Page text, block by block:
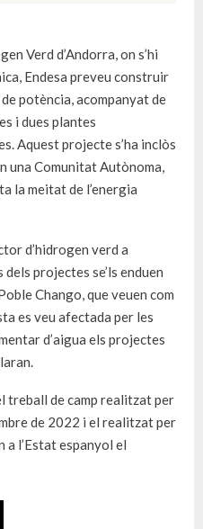
Verd d’Andorra, on s’hi
Endesa preveu construir
potència, acompanyat de
i dues plantes
Aquest projecte s’ha inclòs
una Comunitat Autònoma,
la meitat de l’energia
d’hidrogen verd a
projectes se’ls enduen
Chango, que veuen com
es veu afectada per les
d’aigua els projectes
treball de camp realitzat per
de 2022 i el realitzat per
a l’Estat espanyol el